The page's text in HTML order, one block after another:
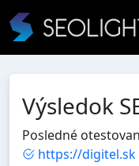
Výsledok
Posledné
https://digitel.sk